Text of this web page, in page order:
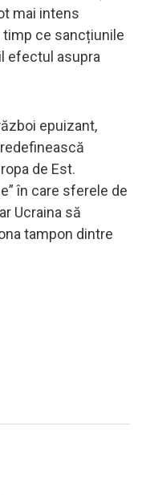
mai intens
ce sancțiunile
efectul asupra
epuizant,
de Est.
în care sferele de
Ucraina să
tampon dintre